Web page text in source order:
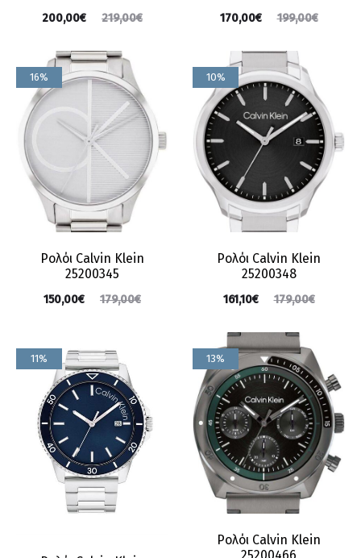
219,00€
200,00€ 199,00€
170,00€
16%
Ρολόι Calvin Klein
25200345
179,00€
150,00€
10%
Ρολόι Calvin Klein
25200348
179,00€
161,10€
11% 13%
Ρολόι Calvin Klein